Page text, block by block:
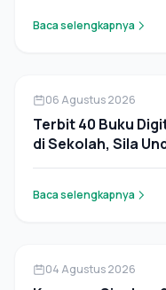
Baca selengkapnya
Pers Rilis
06 Agustus 2026
Terbit 40 Buku
di Sekolah, Sila
Baca selengkapnya
Pers Rilis
04 Agustus 2026